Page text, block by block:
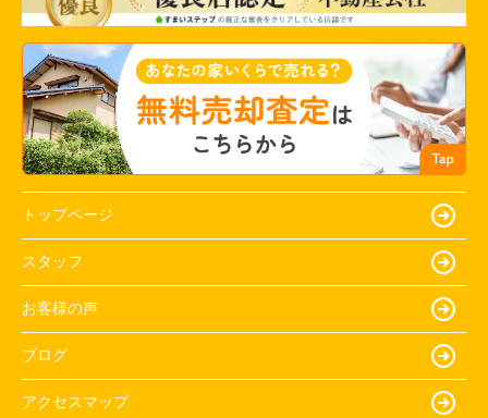
トップページ
スタッフ
お客様の声
ブログ
アクセスマップ